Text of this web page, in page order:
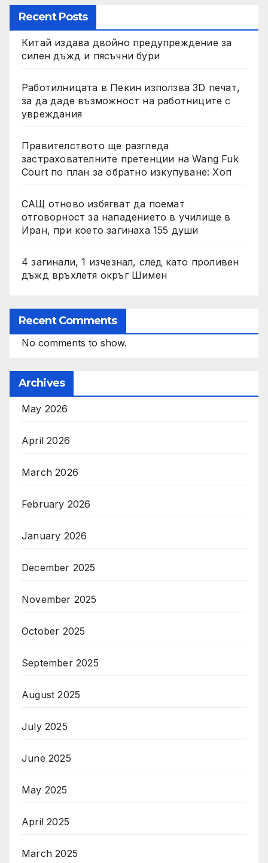
Recent Posts
Китай издава двойно предупреждение за
силен дъжд и пясъчни бури
Работилницата в Пекин използва 3D печат,
за да даде възможност на работниците с
увреждания
Правителството ще разгледа
застрахователните претенции на Wang Fuk
Court по план за обратно изкупуване: Хоп
САЩ отново избягват да поемат
отговорност за нападението в училище в
Иран, при което загинаха 155 души
4 загинали, 1 изчезнал, след като проливен
дъжд връхлетя окръг Шимен
Recent Comments
No comments to show.
Archives
May 2026
April 2026
March 2026
February 2026
January 2026
December 2025
November 2025
October 2025
September 2025
August 2025
July 2025
June 2025
May 2025
April 2025
March 2025